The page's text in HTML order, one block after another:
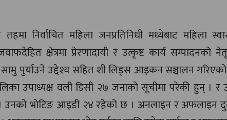
निर्वाचित महिला जनप्रतिनिधी मध्येबाट महिला
क्षेत्रमा प्रेरणादायी र उत्कृष्ट कार्य सम्पादनको
सामु पुर्याउने उद्देश्य सहित शी लिड्स आइकन सञ्चालन
उपाध्यक्ष वली डिसी २७ जनाको सूचीमा परेकी हुन् ।
भोटिङ आइडी २४ रहेको छ । अनलाइन र अफलाइन दुबै